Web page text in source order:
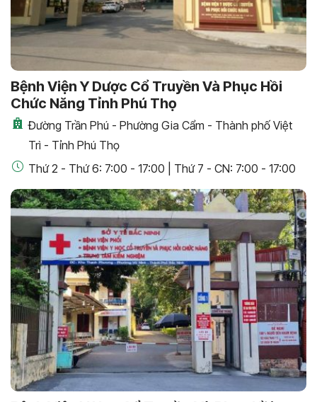
Bệnh Viện Y Dược Cổ Truyền Và Phục Hồi
Chức Năng Tỉnh Phú Thọ
Đường Trần Phú - Phường Gia Cẩm - Thành phố Việt
Trì - Tỉnh Phú Thọ
Thứ 2 - Thứ 6: 7:00 - 17:00 | Thứ 7 - CN: 7:00 - 17:00